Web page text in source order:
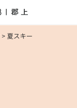
> 夏スキー